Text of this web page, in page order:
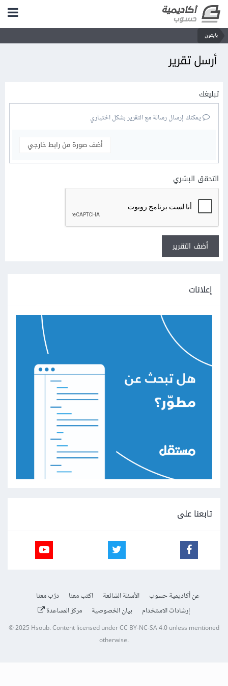
بايثون
أرسل تقرير
تبليغك
يمكنك إرسال رسالة مع التقرير بشكل اختياري
أضف صورة من رابط خارجي
التحقق البشري
أضف التقرير
إعلانات
تابعنا على
عن أكاديمية حسوب الأسئلة الشائعة اكتب معنا
درّب معنا
إرشادات الاستخدام
بيان الخصوصية مركز المساعدة
© 2025 Hsoub.Content licensed underCC BY-NC-SA 4.0unless mentioned
otherwise.